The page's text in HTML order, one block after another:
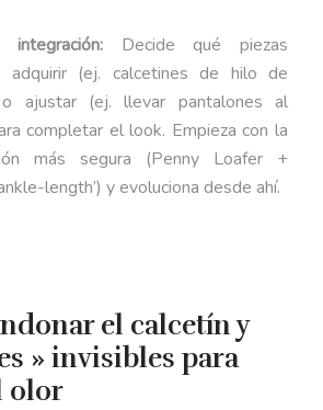
Decide qué piezas
adquirir (ej. calcetines de hilo de
o ajustar (ej. llevar pantalones al
completar el look. Empieza con la
más segura (Penny Loafer +
length’) y evoluciona desde ahí.
el calcetín y
» invisibles para
olor